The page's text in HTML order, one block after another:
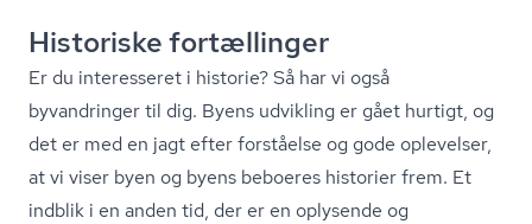
Historiske fortællinger
Er du interesseret i historie? Så har vi også
byvandringer til dig. Byens udvikling er gået hurtigt, og
det er med en jagt efter forståelse og gode oplevelser,
at vi viser byen og byens beboeres historier frem. Et
indblik i en anden tid, der er en oplysende og